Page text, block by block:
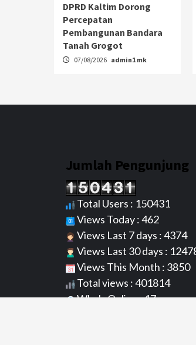
DPRD Kaltim Dorong
Percepatan
Pembangunan Bandara
Tanah Grogot
07/08/2026 admin1 mk
Jumlah Pengunjung
Total Users : 150431
Views Today : 462
Views Last 7 days : 4374
Views Last 30 days :
Views This Month : 3850
Total views : 401814
Who's Online : 17